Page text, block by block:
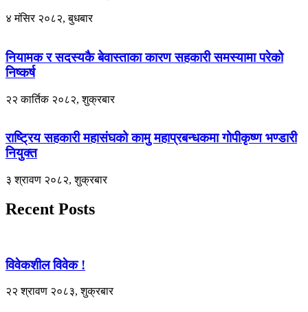
४ मंसिर २०८२, बुधबार
नियामक र सदस्यकै बेवास्ताका कारण सहकारी समस्यामा परेको
निष्कर्ष
२२ कार्तिक २०८२, शुक्रबार
राष्ट्रिय सहकारी महासंघको कामु महाप्रबन्धकमा गोपीकृष्ण भण्डारी
नियुक्त
३ श्रावण २०८२, शुक्रबार
Recent Posts
विवेकशील विवेक !
२२ श्रावण २०८३, शुक्रबार